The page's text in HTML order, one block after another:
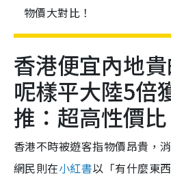
物價大對比！
香港便宜內地貴
呢樣平大陸5倍
推：超高性價比
香港不時被遊客指物價昂貴，
網民則在小紅書以「有什麼東